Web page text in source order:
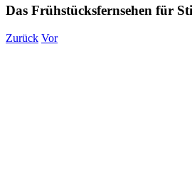
Das Frühstücksfernsehen für
Zurück Vor